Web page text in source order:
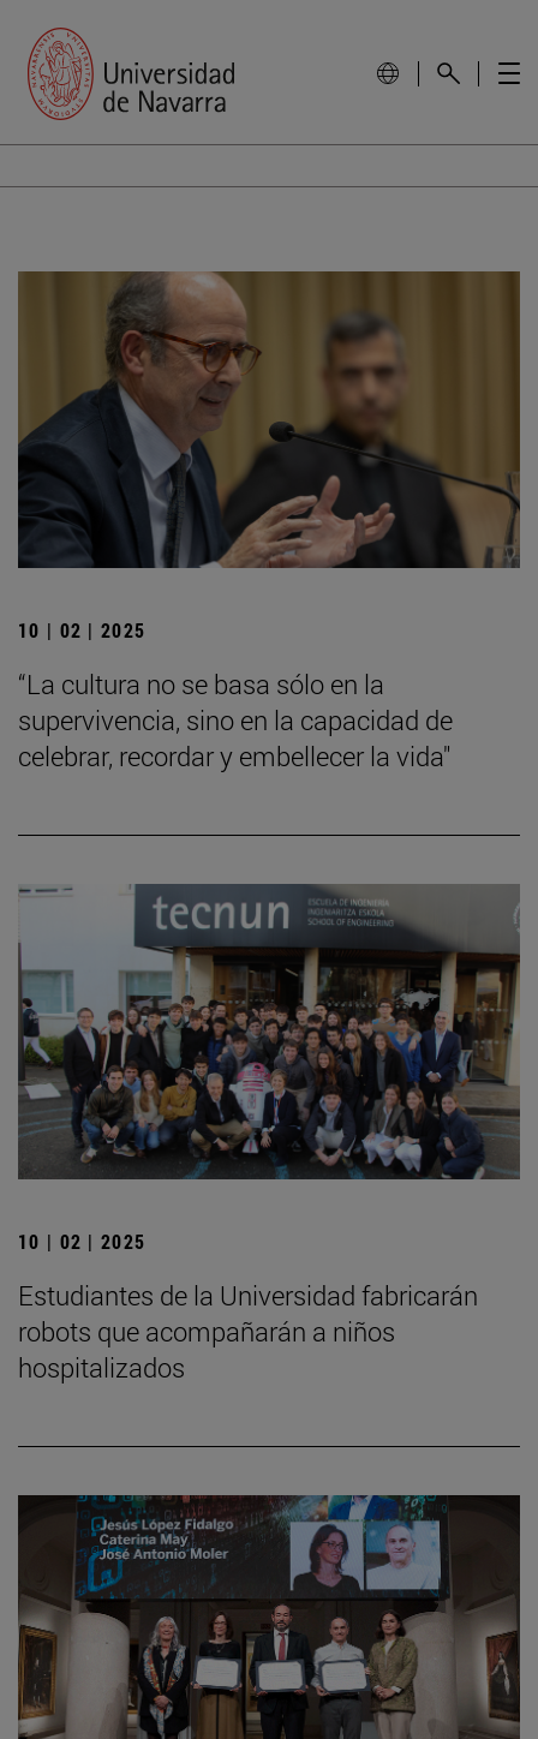
10 | 02 | 2025
“La cultura no se basa sólo en la
supervivencia, sino en la capacidad de
celebrar, recordar y embellecer la vida"
10 | 02 | 2025
Estudiantes de la Universidad fabricarán
robots que acompañarán a niños
hospitalizados